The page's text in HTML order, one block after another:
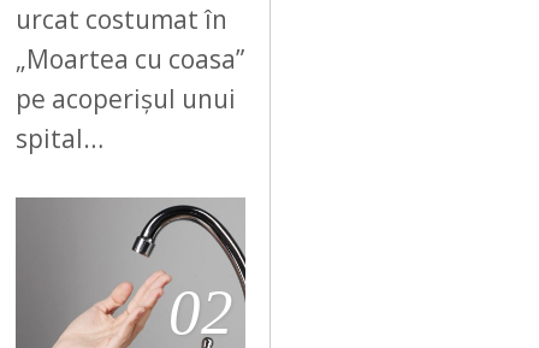
urcat costumat în
„Moartea cu coasa”
pe acoperișul unui
spital…
02